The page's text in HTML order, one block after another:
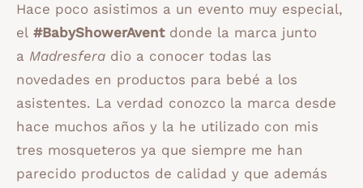
Hace poco asistimos a un evento muy especial,
el #BabyShowerAventdonde la marca junto
a Madresfera dio a conocer todas las
novedades en productos para bebé a los
asistentes. La verdad conozco la marca desde
hace muchos años y la he utilizado con mis
tres mosqueteros ya que siempre me han
parecido productos de calidad y que además